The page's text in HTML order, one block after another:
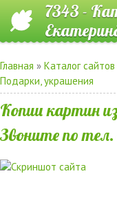
7343 -
Главная » Каталог сайтов
Подарки, украшения
Копии картин
Звоните по